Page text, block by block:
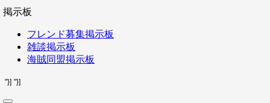
掲示板
フレンド募集掲示板
雑談掲示板
海賊同盟掲示板
"}] "}]